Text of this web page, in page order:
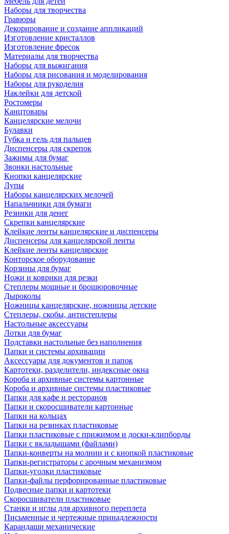
Наборы для творчества
Гравюры
Декорирование и создание аппликаций
Изготовление кристаллов
Изготовление фресок
Материалы для творчества
Наборы для выжигания
Наборы для рисования и моделирования
Наборы для рукоделия
Наклейки для детской
Ростомеры
Канцтовары
Канцелярские мелочи
Булавки
Губка и гель для пальцев
Диспенсеры для скрепок
Зажимы для бумаг
Звонки настольные
Кнопки канцелярские
Лупы
Наборы канцелярских мелочей
Напальчники для бумаги
Резинки для денег
Скрепки канцелярские
Клейкие ленты канцелярские и диспенсеры
Диспенсеры для канцелярской ленты
Клейкие ленты канцелярские
Конторское оборудование
Корзины для бумаг
Ножи и коврики для резки
Степлеры мощные и брошюровочные
Дыроколы
Ножницы канцелярские, ножницы детские
Степлеры, скобы, антистеплеры
Настольные аксессуары
Лотки для бумаг
Подставки настольные без наполнения
Папки и системы архивации
Аксессуары для документов и папок
Картотеки, разделители, индексные окна
Короба и архивные системы картонные
Короба и архивные системы пластиковые
Папки для кафе и ресторанов
Папки и скоросшиватели картонные
Папки на кольцах
Папки на резинках пластиковые
Папки пластиковые с прижимом и доски-клипборды
Папки с вкладышами (файлами)
Папки-конверты на молнии и с кнопкой пластиковые
Папки-регистраторы с арочным механизмом
Папки-уголки пластиковые
Папки-файлы перфорированные пластиковые
Подвесные папки и картотеки
Скоросшиватели пластиковые
Станки и иглы для архивного переплета
Письменные и чертежные принадлежности
Карандаши механические